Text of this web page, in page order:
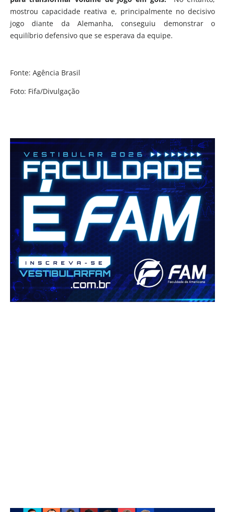
mostrou capacidade reativa e, principalmente no decisivo
jogo diante da Alemanha, conseguiu demonstrar o
equilíbrio defensivo que se esperava da equipe.
Fonte: Agência Brasil
Foto: Fifa/Divulgação